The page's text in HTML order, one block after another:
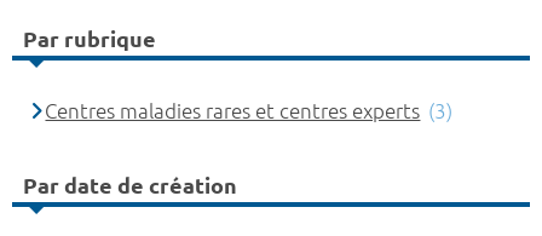
Par rubrique
Centres maladies rares et centres experts (3)
Par date de création